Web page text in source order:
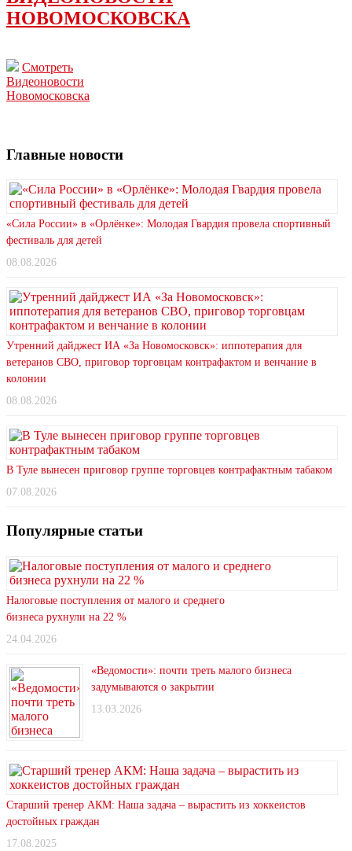
НОВОМОСКОВСКА
Смотреть
Видеоновости
Новомосковска
Главные новости
«Сила России» в «Орлёнке»: Молодая Гвардия провела спортивный
фестиваль для детей
08.08.2026
Утренний дайджест ИА «За Новомосковск»: иппотерапия для
ветеранов СВО, приговор торговцам контрафактом и венчание в
колонии
08.08.2026
В Туле вынесен приговор группе торговцев контрафактным табаком
07.08.2026
Популярные статьи
Налоговые поступления от малого и среднего
бизнеса рухнули на 22 %
24.04.2026
«Ведомости»: почти треть малого бизнеса
задумываются о закрытии
13.03.2026
Старший тренер АКМ: Наша задача – вырастить из хоккеистов
достойных граждан
17.08.2025